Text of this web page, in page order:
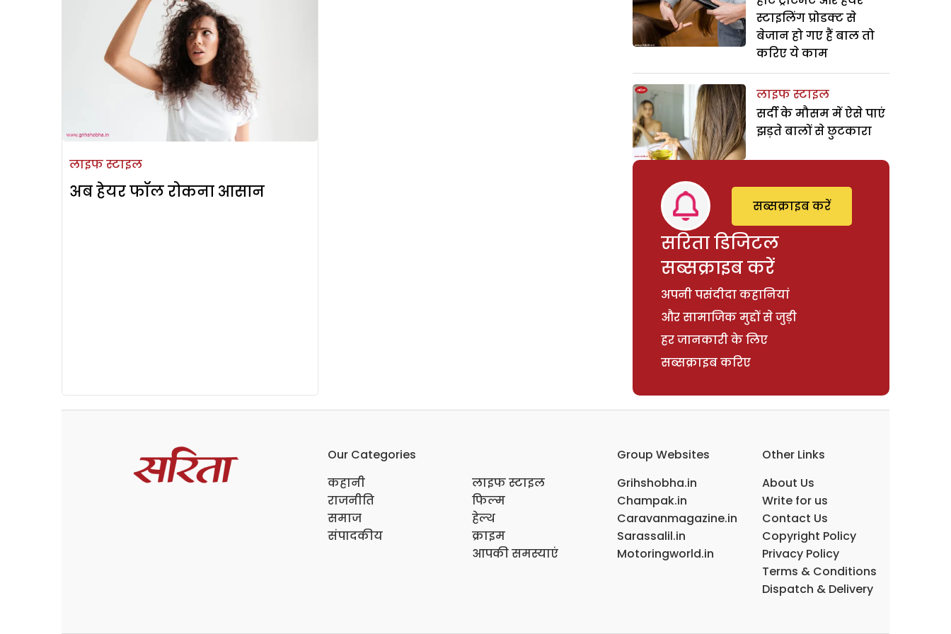
लाइफ स्टाइल
अब हेयर फॉल रोकना आसान
स्टाइलिंग प्रोडक्ट से
बेजान हो गए हैं बाल तो
करिए ये काम
लाइफ स्टाइल
सर्दी के मौसम में ऐसे पाएं
झड़ते बालों से छुटकारा
सरिता डिजिटल
सब्सक्राइब करें
अपनी पसंदीदा कहानियां
और सामाजिक मुद्दों से जुड़ी
हर जानकारी के लिए
सब्सक्राइब करिए
सब्सक्राइब करें
Our Categories
कहानी
राजनीति
समाज
संपादकीय
लाइफ स्टाइल
फिल्म
हेल्थ
क्राइम
आपकी समस्याएं
Group Websites
Grihshobha.in
Champak.in
Caravanmagazine.in
Sarassalil.in
Motoringworld.in
Other Links
About Us
Write for us
Contact Us
Copyright Policy
Privacy Policy
Terms & Conditions
Dispatch & Delivery